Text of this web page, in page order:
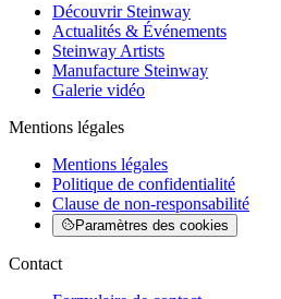
Découvrir Steinway
Actualités & Événements
Steinway Artists
Manufacture Steinway
Galerie vidéo
Mentions légales
Mentions légales
Politique de confidentialité
Clause de non-responsabilité
Paramètres des cookies
Contact